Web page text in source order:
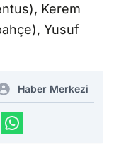
Kerem
Yusuf
Haber Merkezi